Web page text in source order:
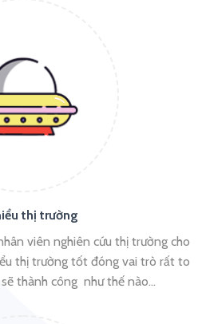
thị trường
viên nghiên cứu thị trường cho
thị trường tốt đóng vai trò rất to
thành công như thế nào…